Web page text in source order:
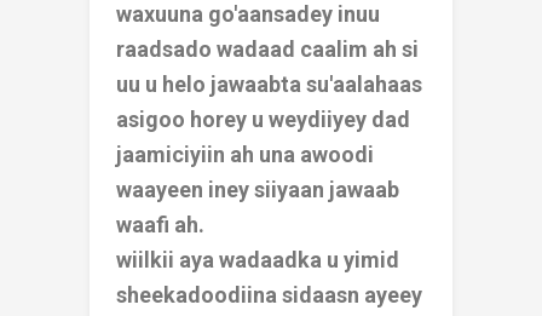
waxuuna go'aansadey inuu
raadsado wadaad caalim ah si
uu u helo jawaabta su'aalahaas
asigoo horey u weydiiyey dad
jaamiciyiin ah una awoodi
waayeen iney siiyaan jawaab
waafi ah.
wiilkii aya wadaadka u yimid
sheekadoodiina sidaasn ayeey